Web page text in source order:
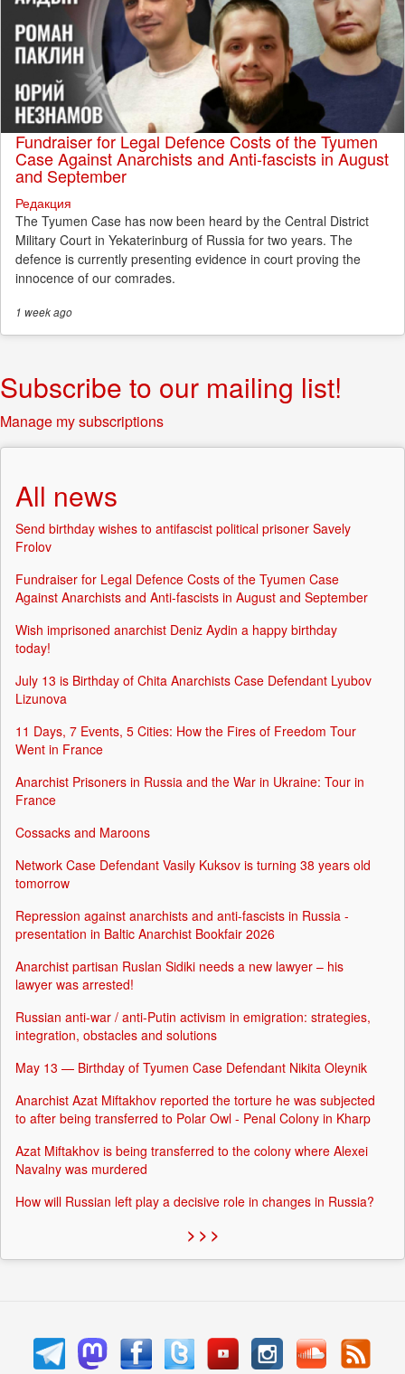
Fundraiser for Legal Defence Costs of the Tyumen
Case Against Anarchists and Anti-fascists in August
and September
Редакция
The Tyumen Case has now been heard by the Central District
Military Court in Yekaterinburg of Russia for two years. The
defence is currently presenting evidence in court proving the
innocence of our comrades.
1 weekago
Subscribe to our mailing list!
Manage my subscriptions
All news
Send birthday wishes to antifascist political prisoner Savely
Frolov
Fundraiser for Legal Defence Costs of the Tyumen Case
Against Anarchists and Anti-fascists in August and September
Wish imprisoned anarchist Deniz Aydin a happy birthday
today!
July 13 is Birthday of Chita Anarchists Case Defendant Lyubov
Lizunova
11 Days, 7 Events, 5 Cities: How the Fires of Freedom Tour
Went in France
Anarchist Prisoners in Russia and the War in Ukraine: Tour in
France
Cossacks and Maroons
Network Case Defendant Vasily Kuksov is turning 38 years old
tomorrow
Repression against anarchists and anti-fascists in Russia -
presentation in Baltic Anarchist Bookfair 2026
Anarchist partisan Ruslan Sidiki needs a new lawyer – his
lawyer was arrested!
Russian anti-war / anti-Putin activism in emigration: strategies,
integration, obstacles and solutions
May 13 — Birthday of Tyumen Case Defendant Nikita Oleynik
Anarchist Azat Miftakhov reported the torture he was subjected
to after being transferred to Polar Owl - Penal Colony in Kharp
Azat Miftakhov is being transferred to the colony where Alexei
Navalny was murdered
How will Russian left play a decisive role in changes in Russia?
> > >